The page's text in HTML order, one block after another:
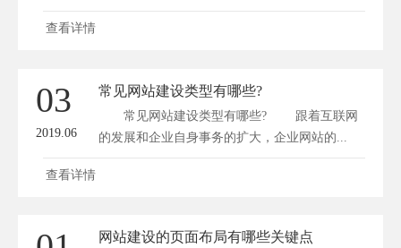
查看详情
03
2019.06
常见网站建设类型有哪些?
常见网站建设类型有哪些? 跟着互联网
的发展和企业自身事务的扩大，企业网站的...
查看详情
网站建设的页面布局有哪些关键点